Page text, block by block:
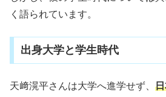
く語られています。
出身大学と学生時代
天﨑滉平さんは大学へ進学せず、